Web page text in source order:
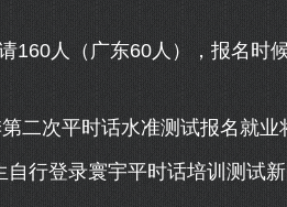
人（广东60人），报名时
次平时话水准测试报名就业
行登录寰宇平时话培训测试